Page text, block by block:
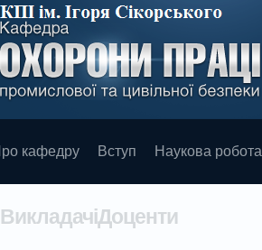
кафедру Вступ Наукова робота
ВикладачіДоценти